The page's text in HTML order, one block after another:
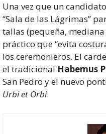
Una vez que un
“Sala de las Lágrimas”
tallas (pequeña,
práctico que “evita
los ceremonieros. El
el tradicional Habemus
San Pedro y el nuevo
Urbi et Orbi.